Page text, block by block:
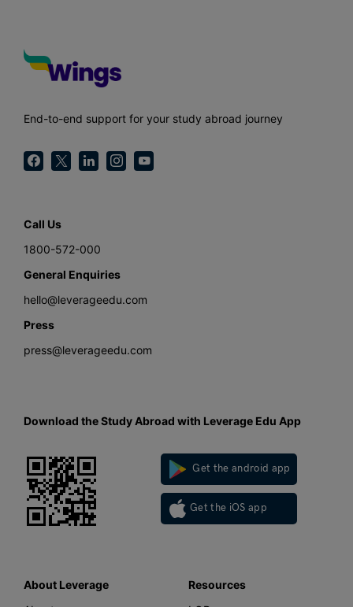
End-to-end support for your study abroad journey
Call Us
1800-572-000
General Enquiries
hello@leverageedu.com
Press
press@leverageedu.com
Download the Study Abroad with Leverage Edu App
Get the android app
Get the iOS app
About Leverage
Resources